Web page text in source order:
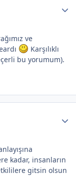
ve
Karşılıklı
bu yorumum).
kadar, insanların
gitsin olsun